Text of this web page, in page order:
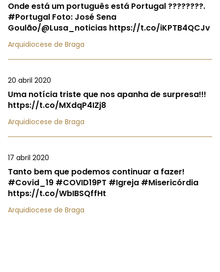
Onde está um português está Portugal ????????.
#Portugal Foto: José Sena
Goulão/@Lusa_noticias https://t.co/iKPTB4QCJv
Arquidiocese de Braga
20 abril 2020
Uma notícia triste que nos apanha de surpresa!!!
https://t.co/MXdqP4IZj8
Arquidiocese de Braga
17 abril 2020
Tanto bem que podemos continuar a fazer!
#Covid_19 #COVID19PT #Igreja #Misericórdia
https://t.co/WbIBSQffHt
Arquidiocese de Braga